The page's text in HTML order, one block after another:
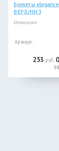
Брекеты
ВЕРХ/НИЗ
Dentaurum
Артикул:
253 руб.